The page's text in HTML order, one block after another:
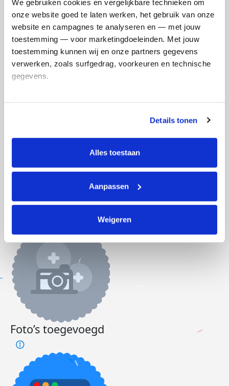
We gebruiken cookies en vergelijkbare technieken om
onze website goed te laten werken, het gebruik van onze
website en campagnes te analyseren en — met jouw
toestemming — voor marketingdoeleinden. Met jouw
toestemming kunnen wij en onze partners gegevens
verwerken, zoals surfgedrag, voorkeuren en technische
gegevens.
tonen. Je kunt je toestemming op elk moment wijzigen of
intrekken via Cookie instellingen onderaan de pagina. De
lijst met cookies is te vinden in het tabblad “details”.
Details tonen
Alles toestaan
Aanpassen
Weigeren
Ik wil bijdragen aan de transactiekosten
en betaal €0.75 extra.
Doneer nu
Streefbedrag
€2.000
Word lid van mijn team
Badges
Foto’s toegevoegd